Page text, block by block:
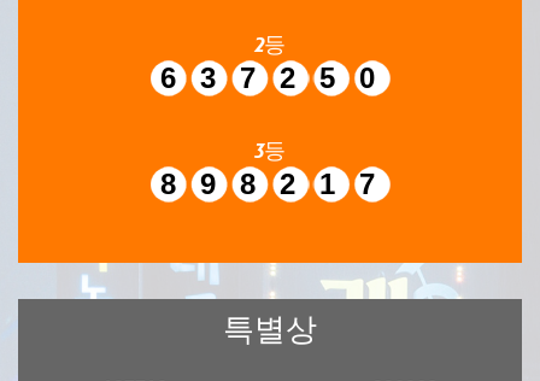
2등
637250
3등
898217
특별상